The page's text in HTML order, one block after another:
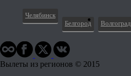
Челябинск
Белгород
Волгоград
Вылеты из регионов © 2015